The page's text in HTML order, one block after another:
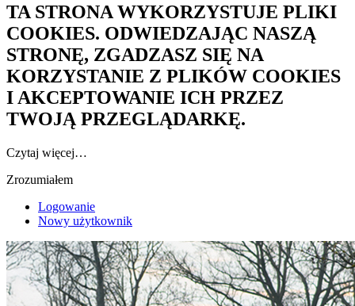
TA STRONA WYKORZYSTUJE PLIKI
COOKIES. ODWIEDZAJĄC NASZĄ
STRONĘ, ZGADZASZ SIĘ NA
KORZYSTANIE Z PLIKÓW COOKIES
I AKCEPTOWANIE ICH PRZEZ
TWOJĄ PRZEGLĄDARKĘ.
Czytaj więcej…
Zrozumiałem
Logowanie
Nowy użytkownik